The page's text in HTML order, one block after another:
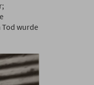
wurde